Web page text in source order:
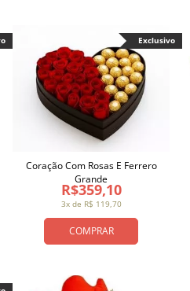
COMPRAR
3x de R$ 119,70
R$359,10
Coração Com Rosas E Ferrero
Grande
Exclusivo